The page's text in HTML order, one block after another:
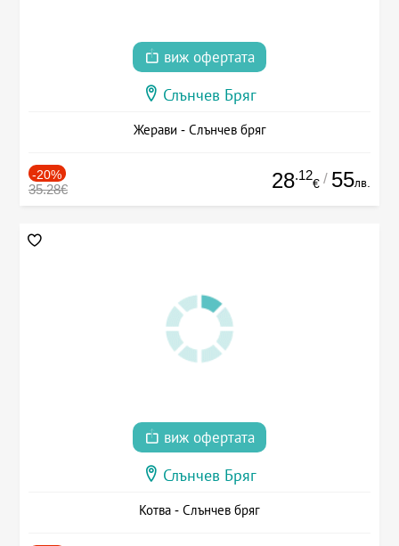
виж офертата
Слънчев Бряг
Жерави - Слънчев бряг
-20%
35.28€ 28.12
€ / 55лв.
виж офертата
Слънчев Бряг
Котва - Слънчев бряг